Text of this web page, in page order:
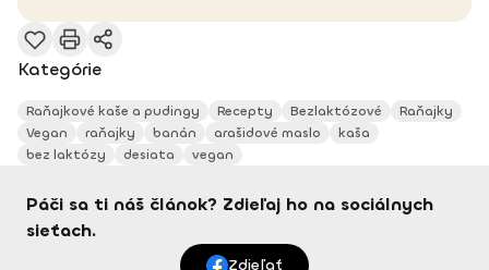
Kategórie
Raňajkové kaše a pudingy Recepty Bezlaktózové
Raňajky
Vegan
raňajky banán arašidové maslo
kaša
bez laktózy
desiata vegan
Páči sa ti náš článok? Zdieľaj ho na sociálnych
sieťach.
Zdieľať